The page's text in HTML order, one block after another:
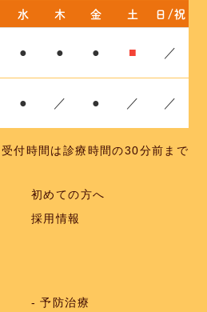
水 木 金 土 日/祝
● ● ● ■ ／
● ／ ● ／ ／
付時間は診療時間の30分前まで
初めての方へ
採用情報
予防治療